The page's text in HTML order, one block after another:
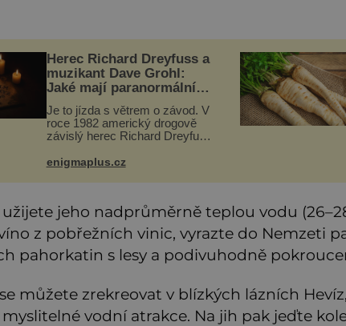
Herec Richard Dreyfuss a
muzikant Dave Grohl:
Jaké mají paranormální
Je to jízda s větrem o závod. V
roce 1982 americký drogově
závislý herec Richard Dreyfuss
sebezáchovy a prohání se po
jako utržený ze řetězu.
enigmaplus.cz
užijete jeho nadprůměrně teplou vodu
z pobřežních vinic, vyrazte do Nemzeti
pahorkatin s lesy a podivuhodně
můžete zrekreovat v blízkých lázních
vodní atrakce. Na jih pak jeďte